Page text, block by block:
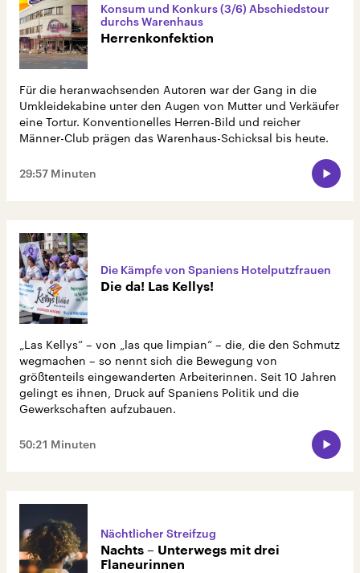
Konsum und Konkurs (3/6) Abschiedstour
durchs Warenhaus
Herrenkonfektion
Für die heranwachsenden Autoren war der Gang in die
Umkleidekabine unter den Augen von Mutter und Verkäufer
eine Tortur. Konventionelles Herren-Bild und reicher
Männer-Club prägen das Warenhaus-Schicksal bis heute.
29:57 Minuten
Die Kämpfe von Spaniens Hotelputzfrauen
Die da! Las Kellys!
„Las Kellys“ – von „las que limpian“ – die, die den Schmutz
wegmachen – so nennt sich die Bewegung von
größtenteils eingewanderten Arbeiterinnen. Seit 10 Jahren
gelingt es ihnen, Druck auf Spaniens Politik und die
Gewerkschaften aufzubauen.
50:21 Minuten
Nächtlicher Streifzug
Nachts – Unterwegs mit drei
Flaneurinnen